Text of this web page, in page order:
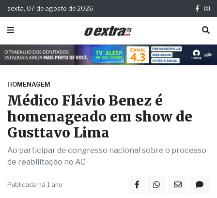
sexta, 07 de agosto de 2026
HOMENAGEM
Médico Flávio Benez é
homenageado em show de
Gusttavo Lima
Ao participar de congresso nacional sobre o processo